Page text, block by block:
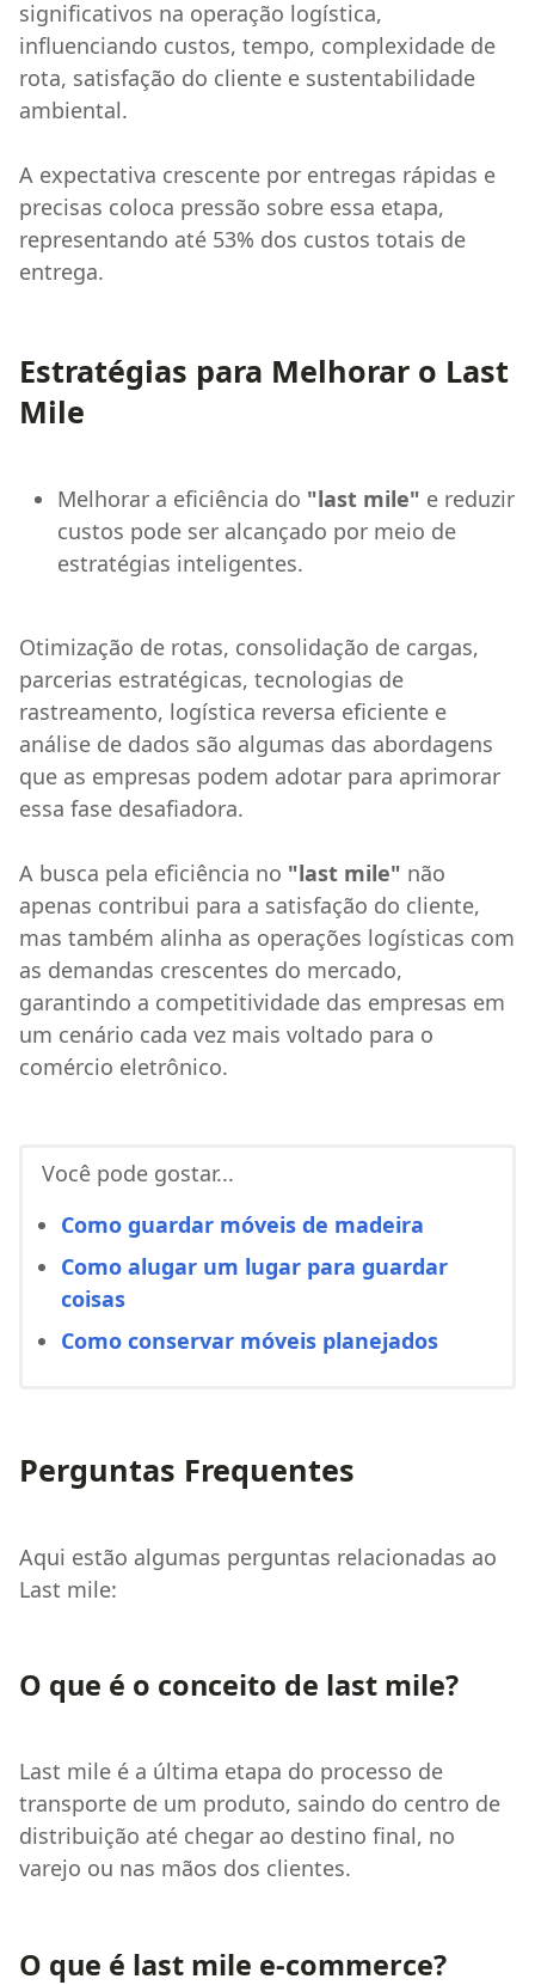
significativos na operação logística,
influenciando custos, tempo, complexidade de
rota, satisfação do cliente e sustentabilidade
ambiental.
A expectativa crescente por entregas rápidas e
precisas coloca pressão sobre essa etapa,
representando até 53% dos custos totais de
entrega.
Estratégias para Melhorar o Last
Mile
Melhorar a eficiência do "last mile" e reduzir
custos pode ser alcançado por meio de
estratégias inteligentes.
Otimização de rotas, consolidação de cargas,
parcerias estratégicas, tecnologias de
rastreamento, logística reversa eficiente e
análise de dados são algumas das abordagens
que as empresas podem adotar para aprimorar
essa fase desafiadora.
A busca pela eficiência no "last mile" não
apenas contribui para a satisfação do cliente,
mas também alinha as operações logísticas com
as demandas crescentes do mercado,
garantindo a competitividade das empresas em
um cenário cada vez mais voltado para o
comércio eletrônico.
Você pode gostar...
Como guardar móveis de madeira
Como alugar um lugar para guardar
coisas
Como conservar móveis planejados
Perguntas Frequentes
Aqui estão algumas perguntas relacionadas ao
Last mile:
O que é o conceito de last mile?
Last mile é a última etapa do processo de
transporte de um produto, saindo do centro de
distribuição até chegar ao destino final, no
varejo ou nas mãos dos clientes.
O que é last mile e-commerce?